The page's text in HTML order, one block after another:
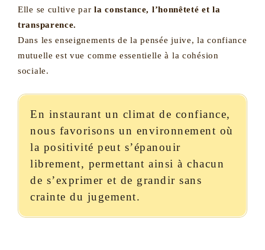
Elle se cultive par la constance, l’honnêteté et la
transparence.
Dans les enseignements de la pensée juive, la confiance
mutuelle est vue comme essentielle à la cohésion
sociale.
En instaurant un climat de confiance,
nous favorisons un environnement où
la positivité peut s’épanouir
librement, permettant ainsi à chacun
de s’exprimer et de grandir sans
crainte du jugement.